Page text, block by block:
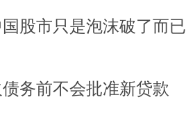
国股市只是泡沫破了而已
务前不会批准新贷款